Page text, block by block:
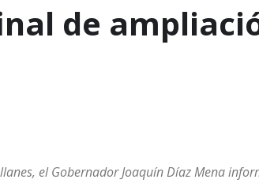
de
el Gobernador Joaquín Díaz Mena